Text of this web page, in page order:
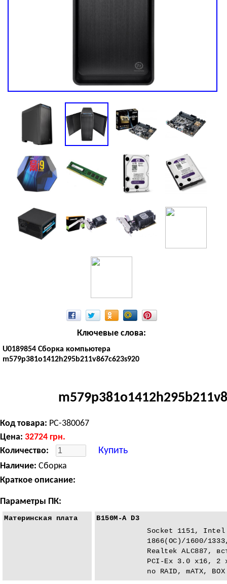
Ключевые слова:
U0189854 Сборка компьютера
m579p381o1412h295b211v867c623s920
Код товара: PC-380067
Цена: 32724 грн.
Количество:
Купить
Наличие: Сборка
Краткое описание:
Параметры ПК:
Материнская плата
B150M-A D3
Socket 1151, Intel
1866(ОС)/1600/
Realtek ALC887,
PCI-Eх 3.0 x16,
no RAID, mATX, BOX